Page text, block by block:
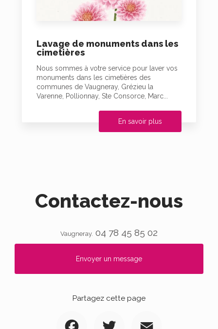
Lavage de monuments dans les
cimetières
Nous sommes à votre service pour laver vos
monuments dans les cimetières des
communes de Vaugneray, Grézieu la
Varenne, Pollionnay, Ste Consorce, Marc...
En savoir plus
Contactez-nous
Vaugneray. 04 78 45 85 02
Envoyer un message
Partagez cette page